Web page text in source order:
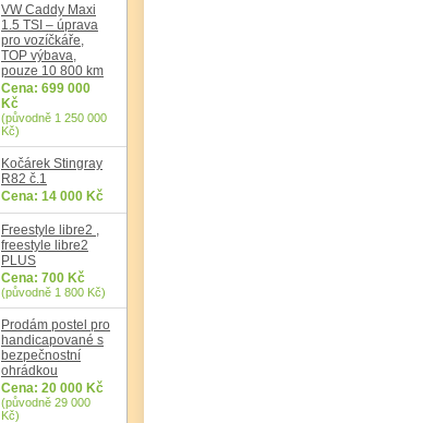
VW Caddy Maxi
1.5 TSI – úprava
pro vozíčkáře,
TOP výbava,
pouze 10 800 km
Cena: 699 000
Kč
(původně 1 250 000
Kč)
Kočárek Stingray
R82 č.1
Cena: 14 000 Kč
Freestyle libre2 ,
freestyle libre2
PLUS
Cena: 700 Kč
(původně 1 800 Kč)
Prodám postel pro
handicapované s
bezpečnostní
ohrádkou
Cena: 20 000 Kč
(původně 29 000
Kč)